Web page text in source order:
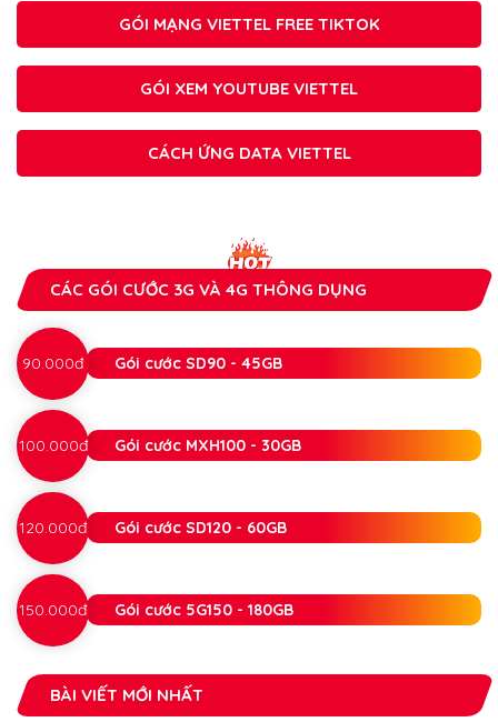
GÓI MẠNG VIETTEL FREE TIKTOK
GÓI XEM YOUTUBE VIETTEL
CÁCH ỨNG DATA VIETTEL
CÁC GÓI CƯỚC 3G VÀ 4G THÔNG DỤNG
90.000đ Gói cước SD90 - 45GB
100.000đ Gói cước MXH100 - 30GB
120.000đ Gói cước SD120 - 60GB
150.000đ Gói cước 5G150 - 180GB
BÀI VIẾT MỚI NHẤT